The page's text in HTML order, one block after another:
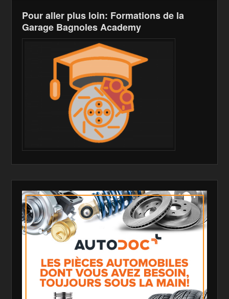
Li
st
Pour aller plus loin: Formations de la
Garage Bagnoles Academy